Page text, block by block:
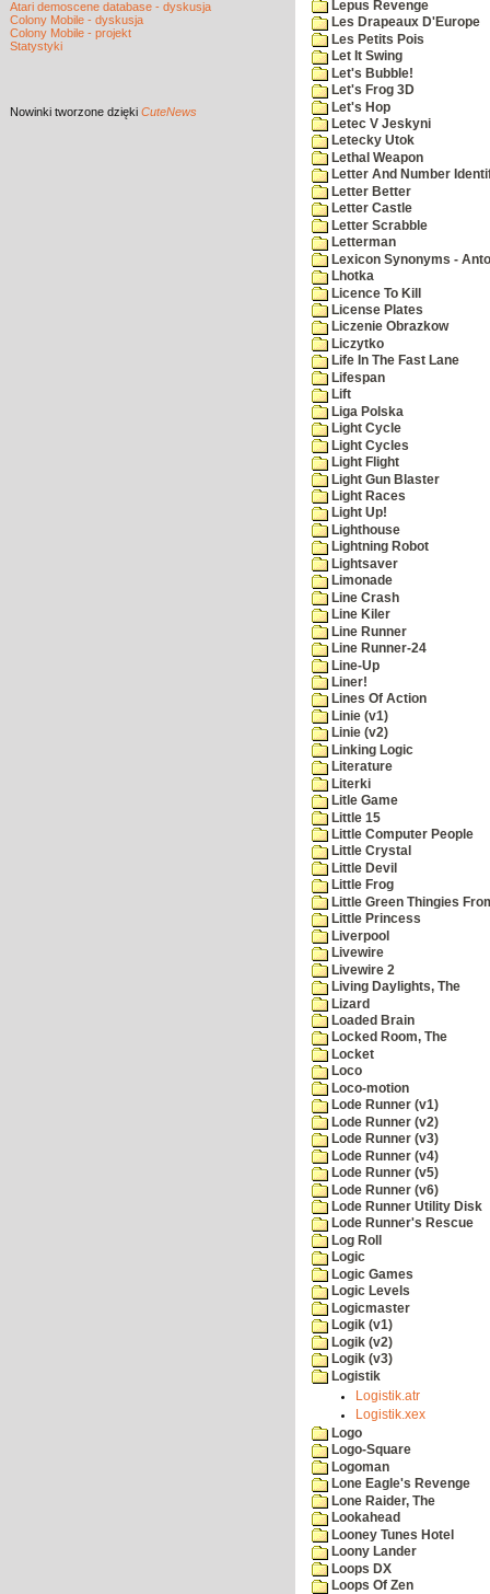
Atari demoscene database - dyskusja
Colony Mobile - dyskusja
Colony Mobile - projekt
Statystyki
Nowinki tworzone dzięki CuteNews
Lepus Revenge
Les Drapeaux D'Europe
Les Petits Pois
Let It Swing
Let's Bubble!
Let's Frog 3D
Let's Hop
Letec V Jeskyni
Letecky Utok
Lethal Weapon
Letter And Number
Letter Better
Letter Castle
Letter Scrabble
Letterman
Lexicon Synonyms -
Lhotka
Licence To Kill
License Plates
Liczenie Obrazkow
Liczytko
Life In The Fast Lane
Lifespan
Lift
Liga Polska
Light Cycle
Light Cycles
Light Flight
Light Gun Blaster
Light Races
Light Up!
Lighthouse
Lightning Robot
Lightsaver
Limonade
Line Crash
Line Kiler
Line Runner
Line Runner-24
Line-Up
Liner!
Lines Of Action
Linie (v1)
Linie (v2)
Linking Logic
Literature
Literki
Litle Game
Little 15
Little Computer People
Little Crystal
Little Devil
Little Frog
Little Green Thingies
Little Princess
Liverpool
Livewire
Livewire 2
Living Daylights, The
Lizard
Loaded Brain
Locked Room, The
Locket
Loco
Loco-motion
Lode Runner (v1)
Lode Runner (v2)
Lode Runner (v3)
Lode Runner (v4)
Lode Runner (v5)
Lode Runner (v6)
Lode Runner Utility Disk
Lode Runner's Rescue
Log Roll
Logic
Logic Games
Logic Levels
Logicmaster
Logik (v1)
Logik (v2)
Logik (v3)
Logistik
Logistik.atr
Logistik.xex
Logo
Logo-Square
Logoman
Lone Eagle's Revenge
Lone Raider, The
Lookahead
Looney Tunes Hotel
Loony Lander
Loops DX
Loops Of Zen